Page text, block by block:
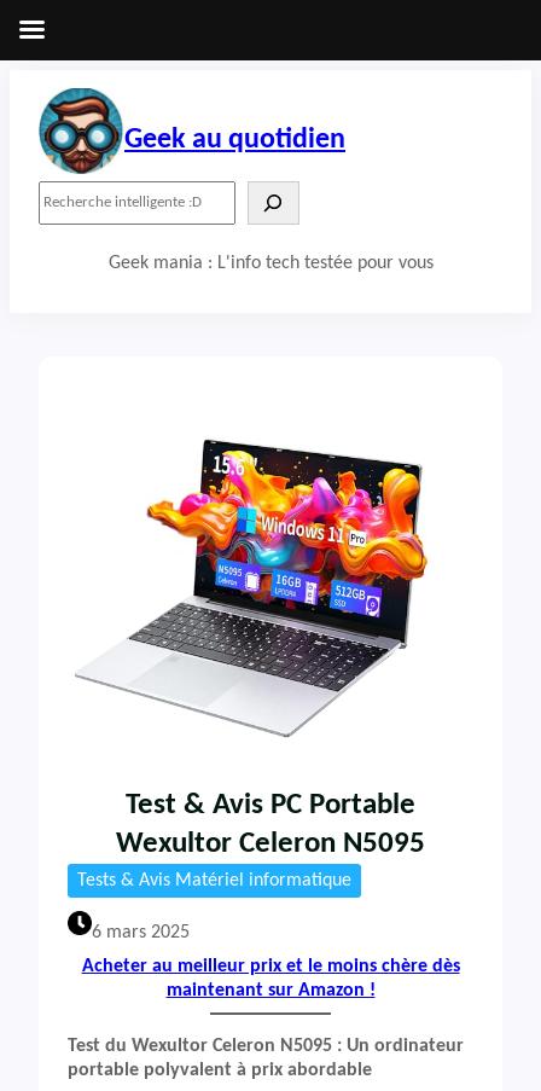
contenu
Geek au quotidien
Geek mania : L'info tech testée pour vous
Test & Avis PC Portable
Wexultor Celeron N5095
Tests & Avis Matériel informatique
6 mars 2025
Acheter au meilleur prix et le moins chère dès
maintenant sur Amazon !
Test du Wexultor Celeron N5095 : Un ordinateur
portable polyvalent à prix abordable